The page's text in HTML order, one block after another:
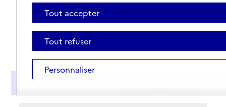
Présentation
Tout accepter
Tout refuser
Personnaliser